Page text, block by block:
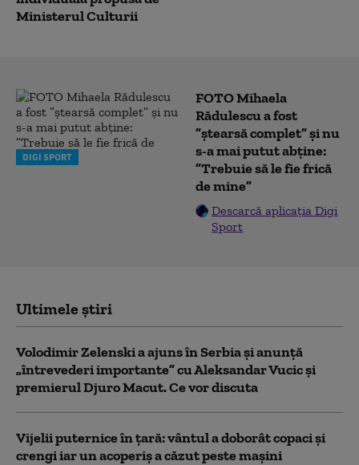
Ministerul Culturii
DIGI SPORT
FOTO Mihaela
Rădulescu a fost
”ștearsă complet” și nu
s-a mai putut abține:
”Trebuie să le fie frică
de mine”
Descarcă aplicația Digi
Sport
Ultimele știri
Volodimir Zelenski a ajuns în Serbia și anunță
„întrevederi importante” cu Aleksandar Vucic și
premierul Djuro Macut. Ce vor discuta
Vijelii puternice în țară: vântul a doborât copaci și
crengi iar un acoperiș a căzut peste mașini